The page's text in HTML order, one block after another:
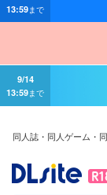
13:59
同人誌・同人ゲーム・